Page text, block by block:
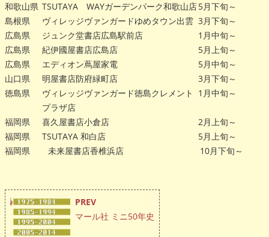
和歌山県 TSUTAYA WAYガーデンパーク和歌山店5月下旬～
島根県
ヴィレッジヴァンガードゆめタウン出雲 3月下旬～
広島県
ジュンク堂書店広島駅前店
1月中旬～
広島県
紀伊國屋書店広島店
5月上旬～
広島県
エディオン蔦屋家電
5月中旬～
山口県
明屋書店防府緑町店
3月下旬～
徳島県
ヴィレッジヴァンガード徳島クレメント
プラザ店
1月中旬～
福岡県 喜久屋書店小倉店
2月上旬～
福岡県
TSUTAYA 和白店
5月上旬～
福岡県
未来屋書店香椎浜店 10月下旬～
PREV
マール社 ミニ50年史